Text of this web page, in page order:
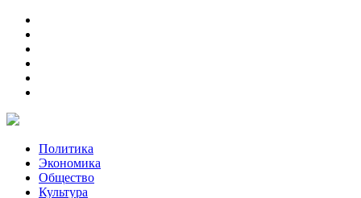
Политика
Экономика
Общество
Культура